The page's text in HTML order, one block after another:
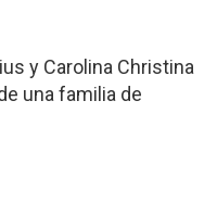
y Carolina Christina
una familia de